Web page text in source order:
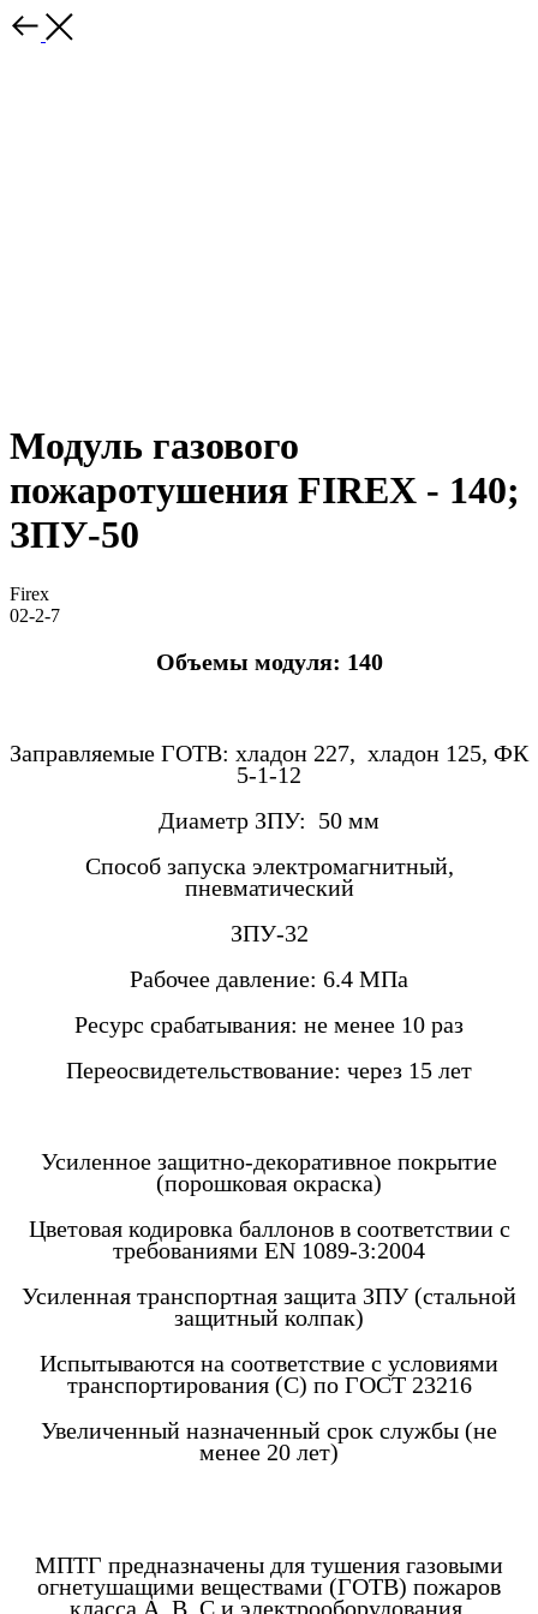
Модуль газового
пожаротушения FIREX - 140;
ЗПУ-50
Firex
02-2-7
Объемы модуля: 140
Заправляемые ГОТВ: хладон 227, хладон 125, ФК
5-1-12
Диаметр ЗПУ: 50 мм
Способ запуска электромагнитный,
пневматический
ЗПУ-32
Рабочее давление: 6.4 МПа
Ресурс срабатывания: не менее 10 раз
Переосвидетельствование: через 15 лет
Усиленное защитно-декоративное покрытие
(порошковая окраска)
Цветовая кодировка баллонов в соответствии с
требованиями EN 1089-3:2004
Усиленная транспортная защита ЗПУ (стальной
защитный колпак)
Испытываются на соответствие с условиями
транспортирования (С) по ГОСТ 23216
Увеличенный назначенный срок службы (не
менее 20 лет)
МПТГ предназначены для тушения газовыми
огнетушащими веществами (ГОТВ) пожаров
класса А, В, С и электрооборудования,